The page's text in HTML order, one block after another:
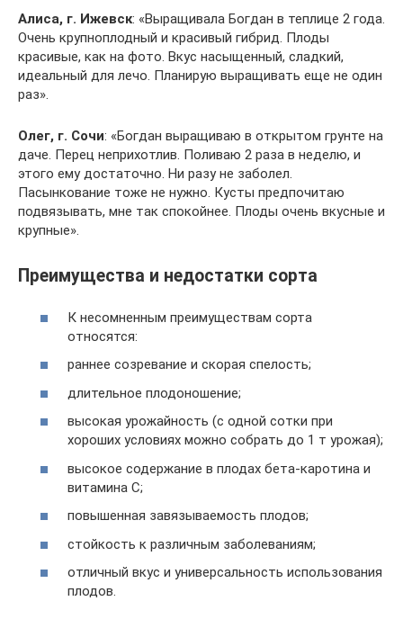
Алиса, г. Ижевск: «Выращивала Богдан в теплице 2 года.
Очень крупноплодный и красивый гибрид. Плоды
красивые, как на фото. Вкус насыщенный, сладкий,
идеальный для лечо. Планирую выращивать еще не один
раз».
Олег, г. Сочи: «Богдан выращиваю в открытом грунте на
даче. Перец неприхотлив. Поливаю 2 раза в неделю, и
этого ему достаточно. Ни разу не заболел.
Пасынкование тоже не нужно. Кусты предпочитаю
подвязывать, мне так спокойнее. Плоды очень вкусные и
крупные».
Преимущества и недостатки сорта
К несомненным преимуществам сорта
относятся:
раннее созревание и скорая спелость;
длительное плодоношение;
высокая урожайность (с одной сотки при
хороших условиях можно собрать до 1 т урожая);
высокое содержание в плодах бета-каротина и
витамина С;
повышенная завязываемость плодов;
стойкость к различным заболеваниям;
отличный вкус и универсальность использования
плодов.